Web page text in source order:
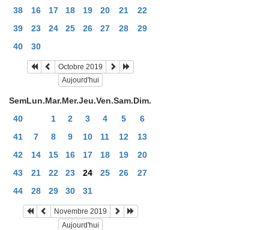
38
16 17 18 19 20 21
22
39
23 24 25 26 27 28
29
40
30
Octobre 2019
Aujourd'hui
SemLun.Mar.Mer.Jeu.Ven.Sam.Dim.
40
1 2 3 4 5
6
41
7 8 9 10 11 12
13
42
14 15 16 17 18 19
20
43
21 22 23 24 25 26
27
44
28 29 30 31
Novembre 2019
Aujourd'hui